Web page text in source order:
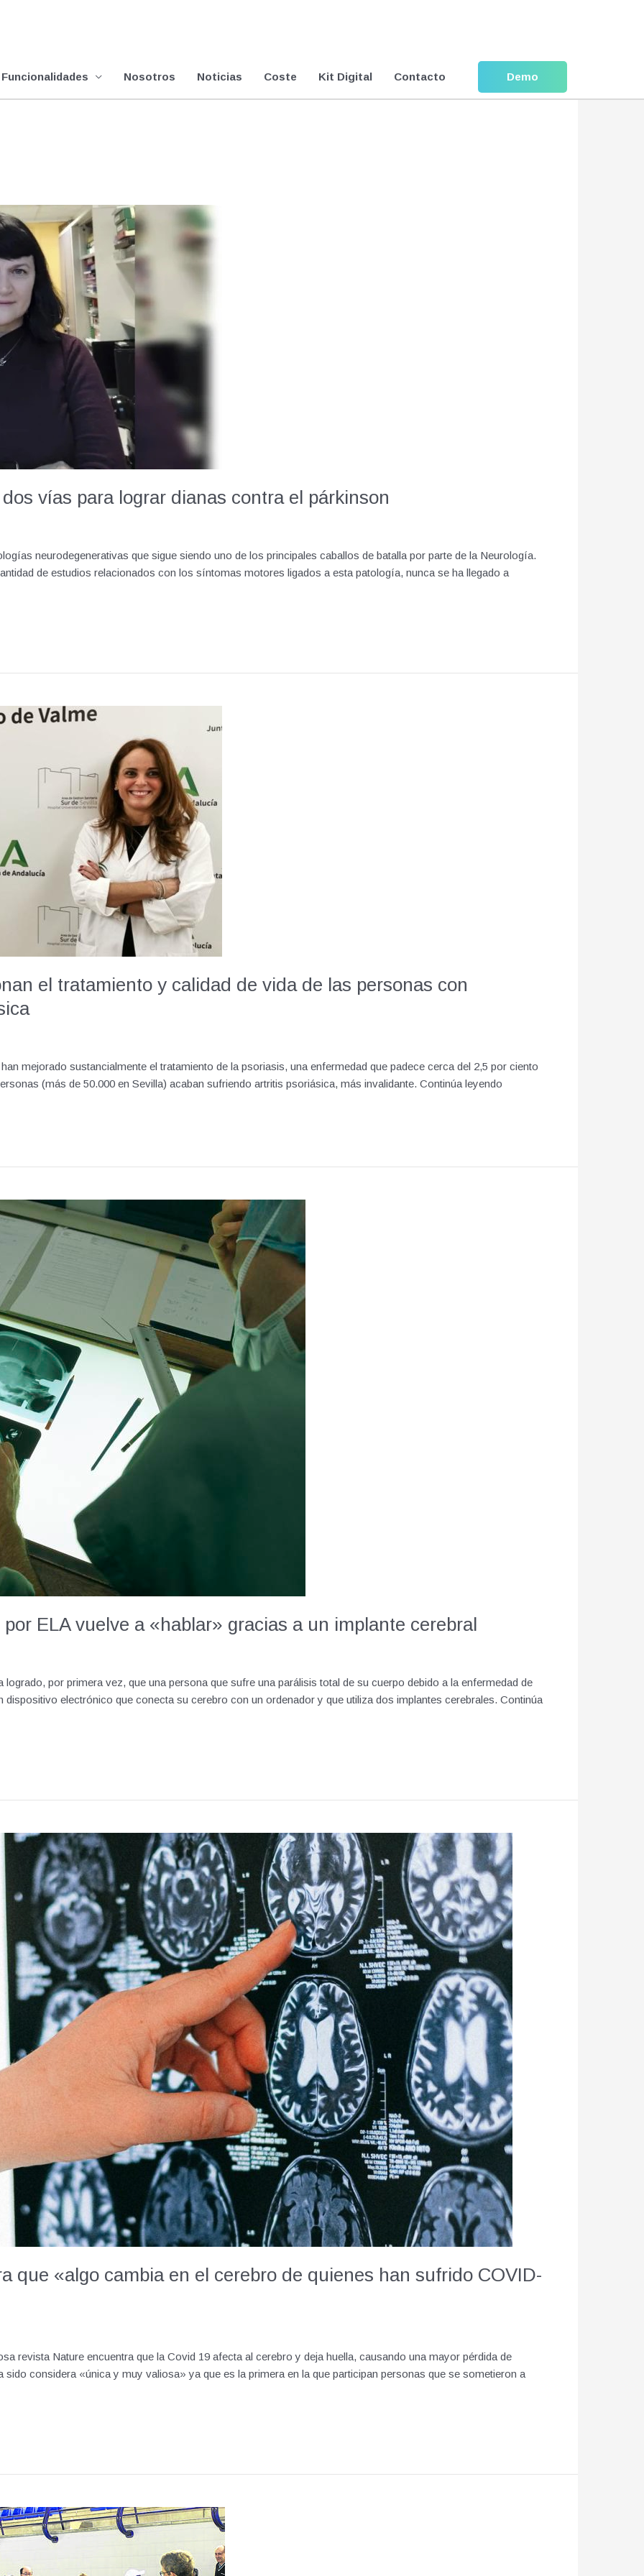
Funcionalidades Nosotros Noticias Coste Kit Digital Contacto Demo
vías para lograr dianas contra el párkinson
neurodegenerativas que sigue siendo uno de los principales caballos de batalla por parte de la Neurología.
de estudios relacionados con los síntomas motores ligados a esta patología, nunca se ha llegado a
el tratamiento y calidad de vida de las personas con
mejorado sustancialmente el tratamiento de la psoriasis, una enfermedad que padece cerca del 2,5 por ciento
(más de 50.000 en Sevilla) acaban sufriendo artritis psoriásica, más invalidante. Continúa leyendo
ELA vuelve a «hablar» gracias a un implante cerebral
por primera vez, que una persona que sufre una parálisis total de su cuerpo debido a la enfermedad de
electrónico que conecta su cerebro con un ordenador y que utiliza dos implantes cerebrales. Continúa
que «algo cambia en el cerebro de quienes han sufrido COVID-
revista Nature encuentra que la Covid 19 afecta al cerebro y deja huella, causando una mayor pérdida de
sido considera «única y muy valiosa» ya que es la primera en la que participan personas que se sometieron a